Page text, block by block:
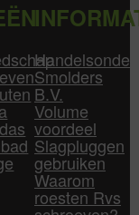
Smolders
B.V.
Volume
voordeel
Slagpluggen
gebruiken
Waarom
roesten Rvs